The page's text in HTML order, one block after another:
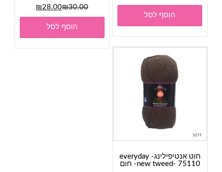
₪30.00
המחיר
המקורי
היה:
₪30.00.
₪28.00
המחיר
הנוכחי
₪28.00.
הוסף לסל
הוסף לסל
חוט אנטיפילינג- everyday
new tweed- 75110- חום